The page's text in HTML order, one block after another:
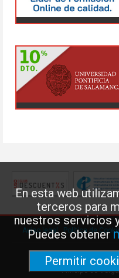
En esta web
terceros para
nuestros servicios
Puedes obtener
Permitir
Aviso legal·Política de
Federación de
Príncipe de